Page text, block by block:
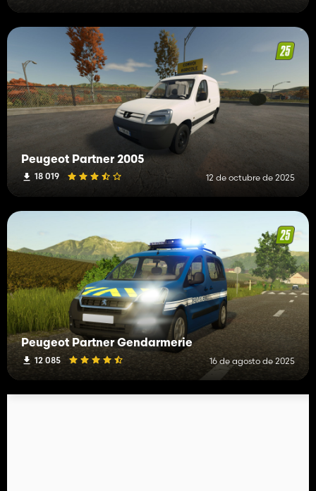
Peugeot Partner 2005
18 019 12 de octubre de 2025
Peugeot Partner Gendarmerie
12 085 16 de agosto de 2025